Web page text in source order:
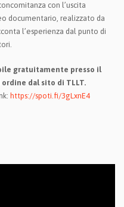
con l’uscita
documentario, realizzato da
l’esperienza dal punto di
gratuitamente presso il
dal sito di TLLT.
https://spoti.fi/3gLxnE4